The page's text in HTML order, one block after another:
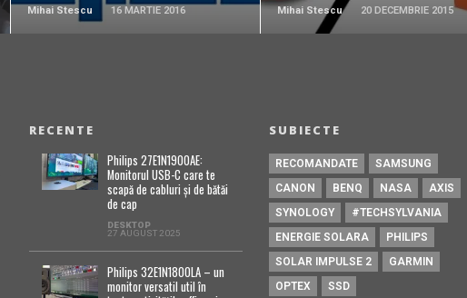
Mihai Stescu 16 MARTIE 2016 Mihai Stescu 20 DECEMBRIE 2015
RECENTE
Philips 27E1N1900AE:
Monitorul USB-C care te
scapă de cabluri și de bătăi
de cap
DESKTOP
27 AUGUST 2025
Philips 32E1N1800LA – un
monitor versatil util în
SUBIECTE
RECOMANDATE
SAMSUNG
CANON
BENQ NASA
AXIS
SYNOLOGY
#TECHSYLVANIA
ENERGIE SOLARA
PHILIPS
SOLAR IMPULSE 2
GARMIN
OPTEX
SSD